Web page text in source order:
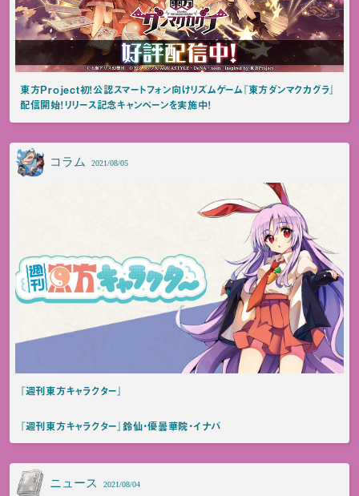
東方Project初！公認スマートフォン向けリズムゲーム『東方ダンマクカグラ』
配信開始！リリース記念キャンペーンを実施中！
コラム 2021/08/05
『週刊東方キャラクター』
『週刊東方キャラクター』鈴仙・優曇華院・イナバ
ニュース 2021/08/04